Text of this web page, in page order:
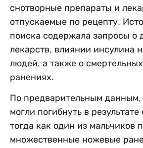
снотворные препараты и
отпускаемые по рецепту.
поиска содержала запросы о
лекарств, влиянии инсулина
людей, а также о
ранениях.
По предварительным данным,
могли погибнуть в результате
тогда как один из мальчиков
множественные ножевые